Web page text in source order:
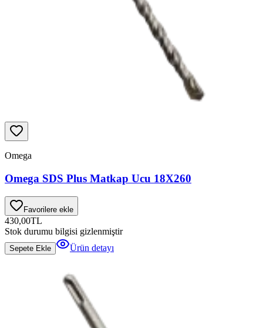
Omega
Omega SDS Plus Matkap Ucu 18X260
Favorilere ekle
430,00TL
Stok durumu bilgisi gizlenmiştir
Sepete Ekle Ürün detayı